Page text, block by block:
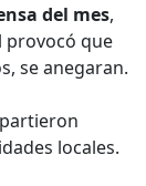
del mes,
provocó que
se anegaran.
locales.